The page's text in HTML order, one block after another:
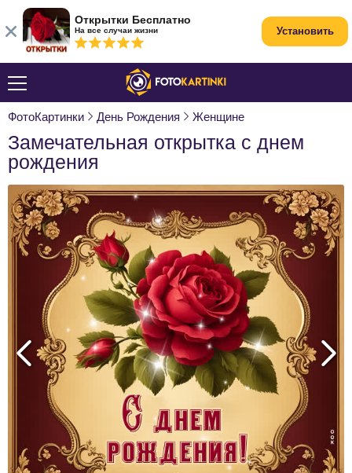
ФотоКартинки День Рождения Женщине
Замечательная открытка с днем
рождения
Открытки Бесплатно
На все случаи жизни Установить